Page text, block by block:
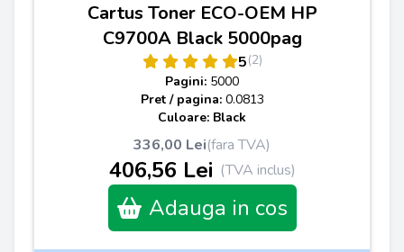
Cartus Toner ECO-OEM HP
C9700A Black 5000pag
5(2)
Pagini: 5000
Pret / pagina: 0.0813
Culoare: Black
336,00 Lei(fara TVA)
406,56 Lei (TVA inclus)
Adauga in cos